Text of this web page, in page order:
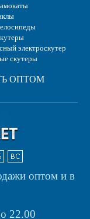
электроскутер
скутеры
ОПТОМ
оптом и в
22.00